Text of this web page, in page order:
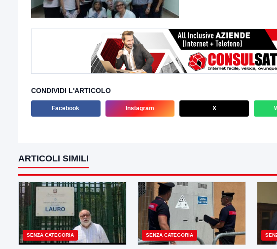
CONDIVIDI L'ARTICOLO
Facebook Instagram X
ARTICOLI SIMILI
SENZA CATEGORIA SENZA CATEGORIA